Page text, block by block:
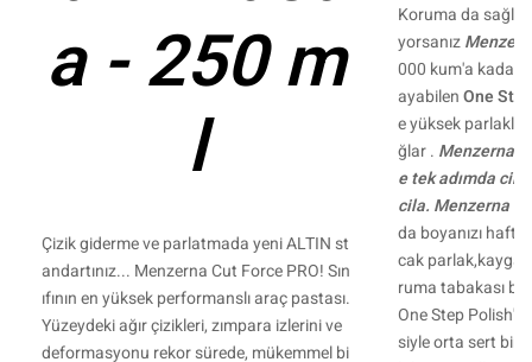
a - 250 m
l
Çizik giderme ve parlatmada yeni ALTIN st
andartınız... Menzerna Cut Force PRO! Sın
ıfının en yüksek performanslı araç pastası.
Yüzeydeki ağır çizikleri, zımpara izlerini ve
deformasyonu rekor sürede, mükemmel bi
Koruma da
yorsanız
000 kum'a kadar
ayabilenOne
e yüksek
ğlar . Menzerna
e tek adımda
cila. Menzerna
da boyanızı
cak
ruma tabakası
One Step Polish'i
siyle orta sert bir